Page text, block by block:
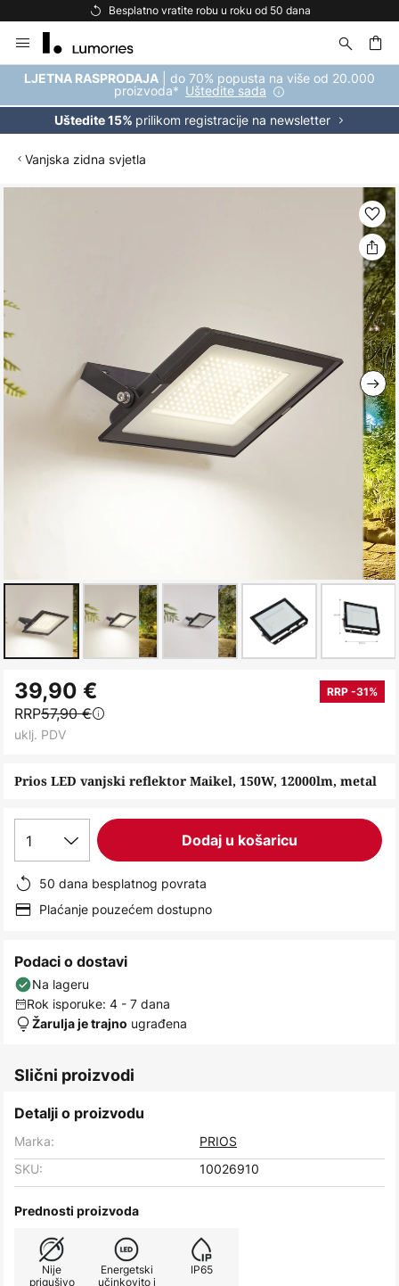
Besplatno vratite robu u roku od 50 dana
to
Content
LJETNA RASPRODAJA | do 70% popusta na više od 20.000
proizvoda* Uštedite sada
Uštedite 15% prilikom registracije na newsletter
Vanjska zidna svjetla
of
the
images
gallery
to
the
beginning
the
Prios LED vanjski reflektor Maikel, 150W, 12000lm, metal
39,90 € RRP -31%
RRP57,90 €
uklj. PDV
1 Dodaj u košaricu
50 dana besplatnog povrata
Plaćanje pouzećem dostupno
Podaci o dostavi
Na lageru
Rok isporuke: 4 - 7 dana
Žarulja je trajno ugrađena
Slični proizvodi
Detalji o proizvodu
Marka:
PRIOS
SKU:
10026910
Prednosti proizvoda
Nije
prigušivo
Energetski
učinkovito i
IP65